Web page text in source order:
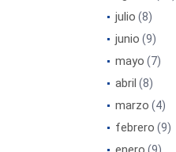
julio (8)
junio (9)
mayo (7)
abril (8)
marzo (4)
febrero (9)